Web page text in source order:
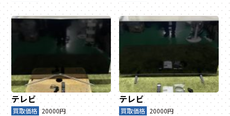
テレビ
買取価格 20000円
テレビ
買取価格 20000円